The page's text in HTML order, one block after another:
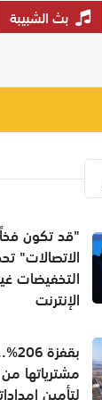
بث الشبيبة
"قد تكون
الاتصالات"
التخفيضات
الإنترنت
مشترياتها